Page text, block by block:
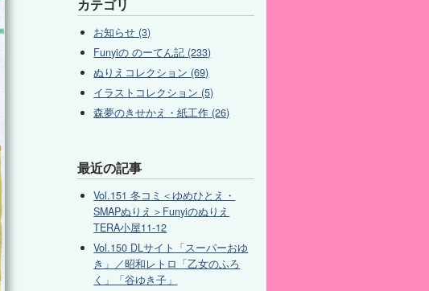
カテゴリ
お知らせ (3)
Funyiの のーてん記 (233)
ぬりえコレクション (69)
イラストコレクション (5)
森夢のきせかえ・紙工作 (26)
最近の記事
Vol.151 冬コミ＜ゆめひとえ・
SMAPぬりえ＞Funyiのぬりえ
TERA小屋11-12
Vol.150 DLサイト「スーパーおゆ
き」／昭和レトロ「乙女のふろ
く」「谷ゆき子」